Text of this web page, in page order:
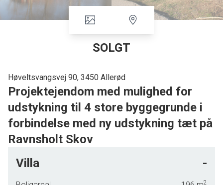
SOLGT
Høveltsvangsvej 90, 3450 Allerød
Projektejendom med mulighed for
udstykning til 4 store byggegrunde i
forbindelse med ny udstykning tæt på
Ravnsholt Skov
med ny udstykning i området "Ved Lerbakken"
Villa -
2